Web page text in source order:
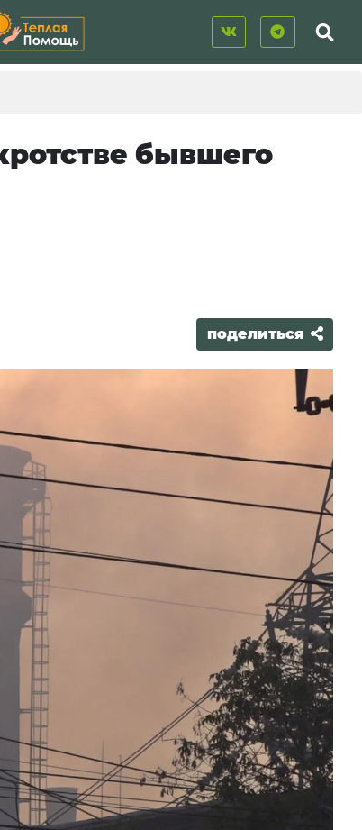
бывшего
поделиться